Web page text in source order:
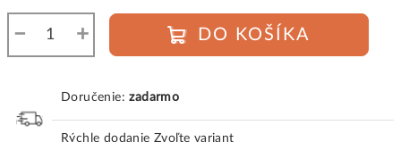
+
− DO KOŠÍKA
Doručenie:zadarmo
Rýchle dodanie Zvoľte variant